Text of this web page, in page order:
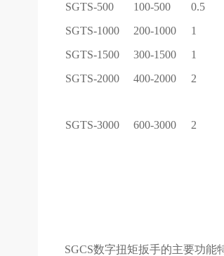
SGTS-500
100-500 0.5
SGTS-1000
200-1000 1
SGTS-1500
300-1500 1
SGTS-2000
400-2000 2
SGTS-3000 600-3000 2
SGCS数字扭矩扳手的主要功能